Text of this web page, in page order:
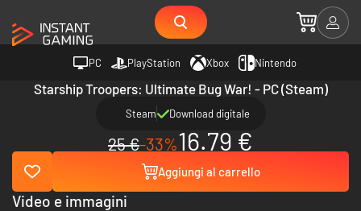
PC PlayStation Xbox Nintendo
Starship Troopers: Ultimate Bug War! - PC (Steam)
Steam Download digitale
25 €-33%16.79 €
Aggiungi al carrello
Video e immagini